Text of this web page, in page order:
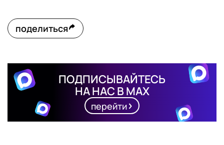
поделиться
ПОДПИСЫВАЙТЕСЬ
НА НАС В MAX
перейти